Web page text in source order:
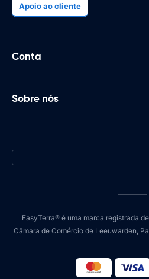
Apoio ao cliente
Conta
Sobre nós
EasyTerra® é uma marca registrada
Câmara de Comércio de Leeuwarden,